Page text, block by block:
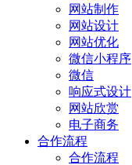
网站制作
网站设计
网站优化
微信小程序
微信
响应式设计
网站欣赏
电子商务
合作流程
合作流程